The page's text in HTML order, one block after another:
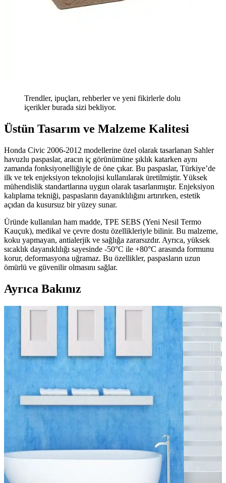
Trendler, ipuçları, rehberler ve yeni fikirlerle dolu
içerikler burada sizi bekliyor.
Üstün Tasarım ve Malzeme Kalitesi
Honda Civic 2006-2012 modellerine özel olarak tasarlanan Sahler
havuzlu paspaslar, aracın iç görünümüne şıklık katarken aynı
zamanda fonksiyonelliğiyle de öne çıkar. Bu paspaslar, Türkiye’de
ilk ve tek enjeksiyon teknolojisi kullanılarak üretilmiştir. Yüksek
mühendislik standartlarına uygun olarak tasarlanmıştır. Enjeksiyon
kalıplama tekniği, paspasların dayanıklılığını artırırken, estetik
açıdan da kusursuz bir yüzey sunar.
Üründe kullanılan ham madde, TPE SEBS (Yeni Nesil Termo
Kauçuk), medikal ve çevre dostu özellikleriyle bilinir. Bu malzeme,
koku yapmayan, antialerjik ve sağlığa zararsızdır. Ayrıca, yüksek
sıcaklık dayanıklılığı sayesinde -50°C ile +80°C arasında formunu
korur, deformasyona uğramaz. Bu özellikler, paspasların uzun
ömürlü ve güvenilir olmasını sağlar.
Ayrıca Bakınız
Zara Home Banyo Paspasları: Fonksiyonellik ve
Estetiği Bir Arada Sunan Çeşitler
Zara Home’un banyo paspasları, çeşitli malzeme ve tasarımlarla
hijyen ve estetiği bir araya getiriyor. Su emici, kaymaz ve dayanıklı
modellerle banyolarınızı güvenli ve şık hale getirin.
Banyo Güvenliği ve Estetiği İçin 2'li Paspas Seçimi
ve Bakım İpuçları
Banyo paspasları, kaymaz taban ve su emici özellikleriyle güvenlik
ve hijyen sağlar. 2'li modeller, estetik ve fonksiyonellik sunar,
düzenli bakım önemli.
Banyo Dekorasyonunda Paspas Seçimi ve Güvenlik
İçin İpuçları